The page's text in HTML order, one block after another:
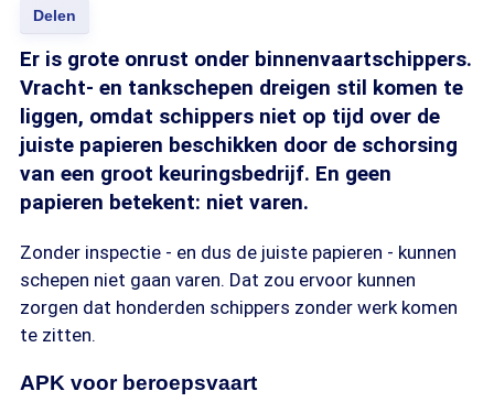
Delen
Er is grote onrust onder binnenvaartschippers.
Vracht- en tankschepen dreigen stil komen te
liggen, omdat schippers niet op tijd over de
juiste papieren beschikken door de schorsing
van een groot keuringsbedrijf. En geen
papieren betekent: niet varen.
Zonder inspectie - en dus de juiste papieren - kunnen
schepen niet gaan varen. Dat zou ervoor kunnen
zorgen dat honderden schippers zonder werk komen
te zitten.
APK voor beroepsvaart